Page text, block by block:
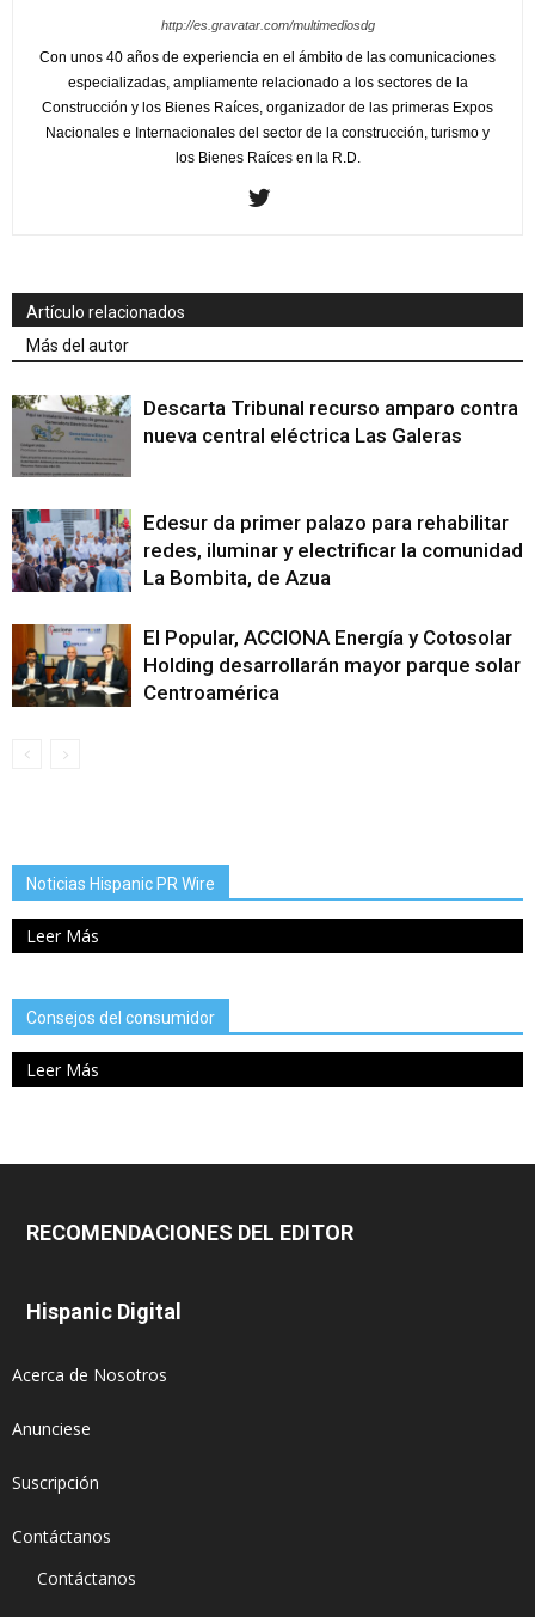
http://es.gravatar.com/multimediosdg
Con unos 40 años de experiencia en el ámbito de las comunicaciones
especializadas, ampliamente relacionado a los sectores de la
Construcción y los Bienes Raíces, organizador de las primeras Expos
Nacionales e Internacionales del sector de la construcción, turismo y
los Bienes Raíces en la R.D.
Artículo relacionados
Más del autor
Descarta Tribunal recurso amparo contra
nueva central eléctrica Las Galeras
Edesur da primer palazo para rehabilitar
redes, iluminar y electrificar la comunidad
La Bombita, de Azua
El Popular, ACCIONA Energía y Cotosolar
Holding desarrollarán mayor parque solar
Centroamérica
Noticias Hispanic PR Wire
Leer Más
Consejos del consumidor
Leer Más
RECOMENDACIONES DEL EDITOR
Hispanic Digital
Acerca de Nosotros
Anunciese
Suscripción
Contáctanos
Contáctanos